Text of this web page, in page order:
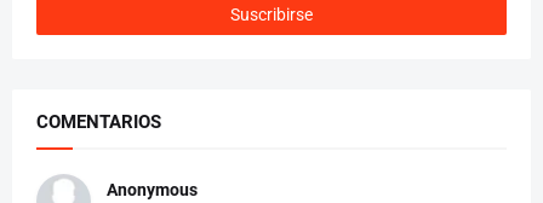
COMENTARIOS
Anonymous